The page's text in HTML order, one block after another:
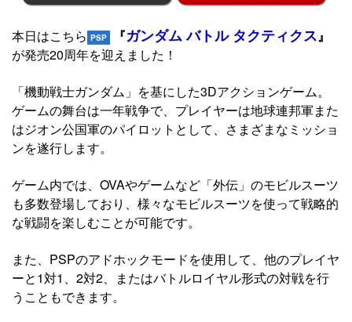
本日はこちら PSP 『ガンダム バトル タクティクス』
が発売20周年を迎えました！
「機動戦士ガンダム」を基にした3Dアクションゲーム。
ゲームの舞台は一年戦争で、プレイヤーは地球連邦軍また
はジオン公国軍のパイロットとして、さまざまなミッショ
ンを遂行します。
ゲーム内では、OVAやゲームなど「外伝」のモビルスーツ
も多数登場しており、様々なモビルスーツを使って戦略的
な戦闘を楽しむことが可能です。
また、PSPのアドホックモードを使用して、他のプレイヤ
ーと1対1、2対2、またはバトルロイヤル形式の対戦を行
うこともできます。